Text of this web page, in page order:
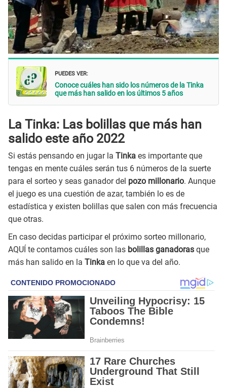
PUEDES VER:
Conoce cuáles han sido los números de la Tinka
que más han salido en los últimos 5 años
La Tinka: Las bolillas que más han
salido este año 2022
Si estás pensando en jugar la Tinka es importante que
tengas en mente cuáles serán tus 6 números de la suerte
para el sorteo y seas ganador del pozo millonario. Aunque
el juego es una cuestión de azar, también lo es de
estadística y existen bolillas que salen con más frecuencia
que otras.
En caso decidas participar el próximo sorteo millonario,
AQUÍ te contamos cuáles son las bolillas ganadoras que
más han salido en la Tinka en lo que va del año.